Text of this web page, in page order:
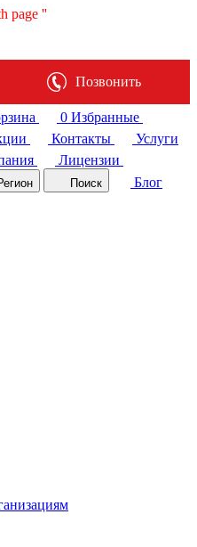
page ''
Позвонить
0 Избранные
Контакты
Услуги
Лицензии
Поиск
Блог